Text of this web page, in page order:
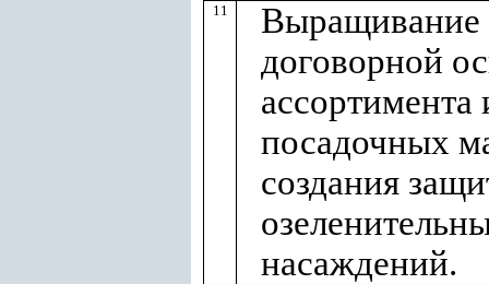
11
Выращивание
договорной
ассортимента
посадочных
создания
насаждений.